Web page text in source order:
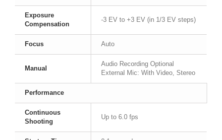
Exposure
Compensation
-3 EV to +3 EV (in 1/3 EV steps)
Focus Auto
Manual
Audio Recording Optional
External Mic: With Video, Stereo
Performance
Continuous
Shooting
Up to 6.0 fps